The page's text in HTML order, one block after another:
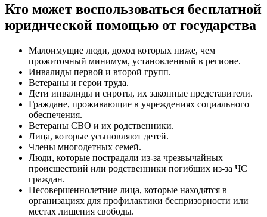
Кто может воспользоваться бесплатной
юридической помощью от государства
Малоимущие люди, доход которых ниже, чем
прожиточный минимум, установленный в регионе.
Инвалиды первой и второй групп.
Ветераны и герои труда.
Дети инвалиды и сироты, их законные представители.
Граждане, проживающие в учреждениях социального
обеспечения.
Ветераны СВО и их родственники.
Лица, которые усыновляют детей.
Члены многодетных семей.
Люди, которые пострадали из-за чрезвычайных
происшествий или родственники погибших из-за ЧС
граждан.
Несовершеннолетние лица, которые находятся в
организациях для профилактики беспризорности или
местах лишения свободы.